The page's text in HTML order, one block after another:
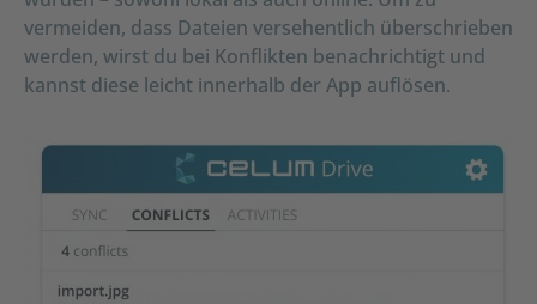
vermeiden, dass Dateien versehentlich überschrieben
werden, wirst du bei Konflikten benachrichtigt und
kannst diese leicht innerhalb der App auflösen.